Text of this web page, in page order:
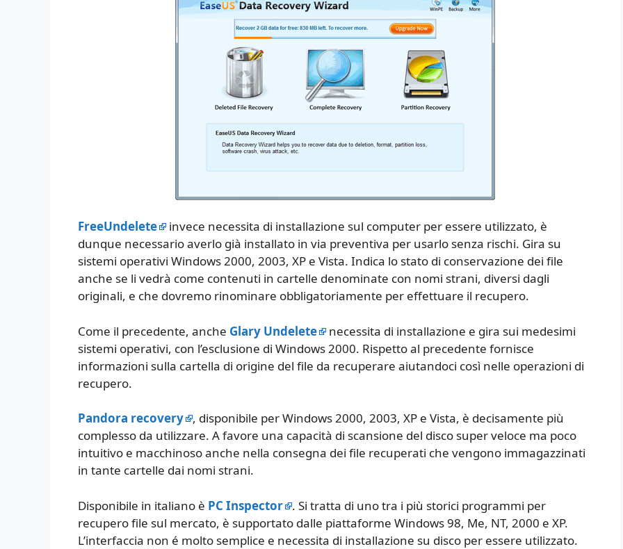
FreeUndelete
invece necessita di installazione sul computer per essere utilizzato, è
dunque necessario averlo già installato in via preventiva per usarlo senza rischi. Gira su
sistemi operativi Windows 2000, 2003, XP e Vista. Indica lo stato di conservazione dei file
anche se li vedrà come contenuti in cartelle denominate con nomi strani, diversi dagli
originali, e che dovremo rinominare obbligatoriamente per effettuare il recupero.
Come il precedente, anche Glary Undelete
necessita di installazione e gira sui medesimi
sistemi operativi, con l’esclusione di Windows 2000. Rispetto al precedente fornisce
informazioni sulla cartella di origine del file da recuperare aiutandoci così nelle operazioni di
recupero.
Pandora recovery
, disponibile per Windows 2000, 2003, XP e Vista, è decisamente più
complesso da utilizzare. A favore una capacità di scansione del disco super veloce ma poco
intuitivo e macchinoso anche nella consegna dei file recuperati che vengono immagazzinati
in tante cartelle dai nomi strani.
Disponibile in italiano è PC Inspector
. Si tratta di uno tra i più storici programmi per
recupero file sul mercato, è supportato dalle piattaforme Windows 98, Me, NT, 2000 e XP.
L’interfaccia non é molto semplice e necessita di installazione su disco per essere utilizzato.